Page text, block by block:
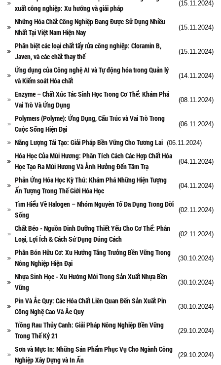
xuất công nghiệp: Xu hướng và giải pháp
(15.11.2024)
Những Hóa Chất Công Nghiệp Đang Được Sử Dụng Nhiều
Nhất Tại Việt Nam Hiện Nay
(15.11.2024)
Phân biệt các loại chất tẩy rửa công nghiệp: Cloramin B,
Javen, và các chất thay thế
(15.11.2024)
Ứng dụng của Công nghệ AI và Tự động hóa trong Quản lý
và Kiểm soát Hóa chất
(14.11.2024)
Enzyme – Chất Xúc Tác Sinh Học Trong Cơ Thể: Khám Phá
Vai Trò Và Ứng Dụng
(08.11.2024)
Polymers (Polyme): Ứng Dụng, Cấu Trúc và Vai Trò Trong
Cuộc Sống Hiện Đại
(06.11.2024)
Năng Lượng Tái Tạo: Giải Pháp Bền Vững Cho Tương Lai (06.11.2024)
Hóa Học Của Mùi Hương: Phân Tích Cách Các Hợp Chất Hóa
Học Tạo Ra Mùi Hương Và Ảnh Hưởng Đến Tâm Trạ
(04.11.2024)
Phản Ứng Hóa Học Kỳ Thú: Khám Phá Những Hiện Tượng
Ấn Tượng Trong Thế Giới Hóa Học
(04.11.2024)
Tìm Hiểu Về Halogen – Nhóm Nguyên Tố Đa Dụng Trong Đời
Sống
(02.11.2024)
Chất Béo - Nguồn Dinh Dưỡng Thiết Yếu Cho Cơ Thể: Phân
Loại, Lợi Ích & Cách Sử Dụng Đúng Cách
(02.11.2024)
Phân Bón Hữu Cơ: Xu Hướng Tăng Trưởng Bền Vững Trong
Nông Nghiệp Hiện Đại
(30.10.2024)
Nhựa Sinh Học - Xu Hướng Mới Trong Sản Xuất Nhựa Bền
Vững
(30.10.2024)
Pin Và Ắc Quy: Các Hóa Chất Liên Quan Đến Sản Xuất Pin
Công Nghệ Cao Và Ắc Quy
(30.10.2024)
Trồng Rau Thủy Canh: Giải Pháp Nông Nghiệp Bền Vững
Trong Thế Kỷ 21
(29.10.2024)
Sơn và Mực In: Những Sản Phẩm Phục Vụ Cho Ngành Công
Nghiệp Xây Dựng và In Ấn
(29.10.2024)